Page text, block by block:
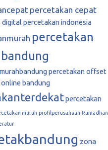
percetakan cepat
digital percetakan indonesia
percetakan
percetakan offset
bandung
percetakan
murah profilperusahaan Ramadhan
zona